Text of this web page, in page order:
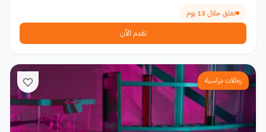
تغلق خلال 13 يوم
تقدم الآن
زمالات دراسية